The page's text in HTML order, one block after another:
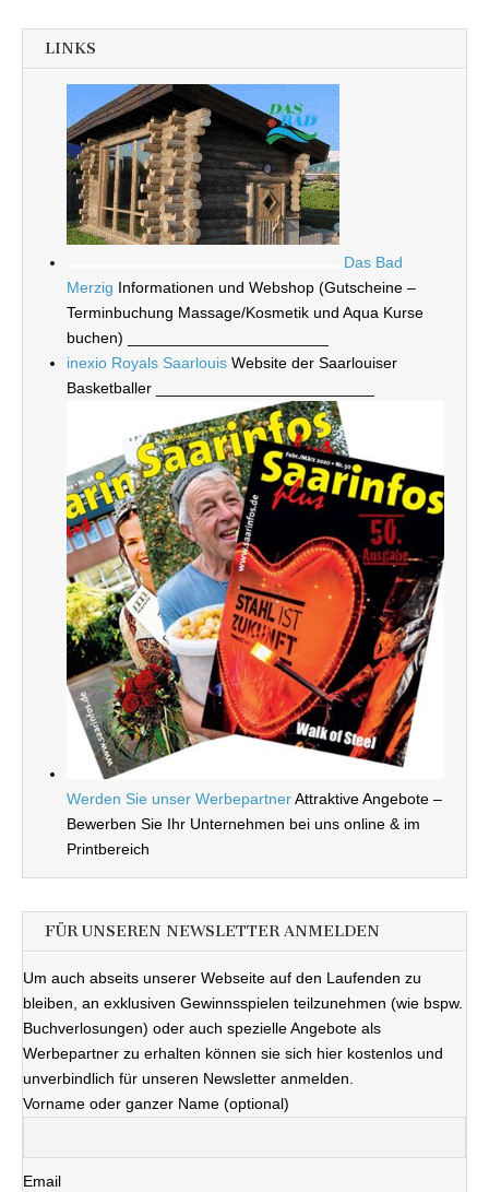
LINKS
Das Bad
Merzig Informationen und Webshop (Gutscheine –
Terminbuchung Massage/Kosmetik und Aqua Kurse
buchen) _______________________
inexio Royals Saarlouis Website der Saarlouiser
Basketballer _________________________
Werden Sie unser WerbepartnerAttraktive Angebote –
Bewerben Sie Ihr Unternehmen bei uns online & im
Printbereich
FÜR UNSEREN NEWSLETTER ANMELDEN
Um auch abseits unserer Webseite auf den Laufenden zu
bleiben, an exklusiven Gewinnsspielen teilzunehmen (wie bspw.
Buchverlosungen) oder auch spezielle Angebote als
Werbepartner zu erhalten können sie sich hier kostenlos und
unverbindlich für unseren Newsletter anmelden.
Vorname oder ganzer Name (optional)
Email